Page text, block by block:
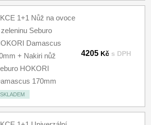
1+1 Nůž na ovoce
Seburo
Damascus
+ Nakiri nůž
HOKORI
170mm
SKLADEM
4205 Kč s DPH